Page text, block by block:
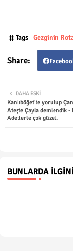
Tags Gezginin
DAHA ESKI
Kanlıböğet'te yorulup
Ateşte Çayla demlendik -
Adetlerle çok güzel.
BUNLARDA